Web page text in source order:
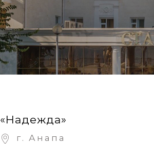
«Надежда»
г. Анапа